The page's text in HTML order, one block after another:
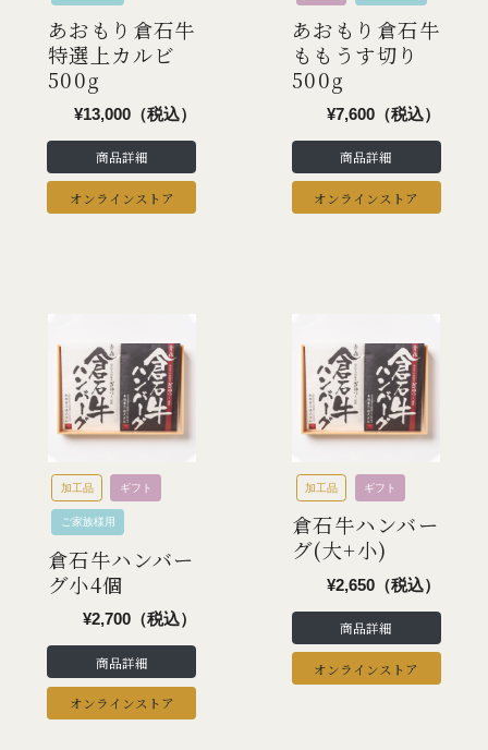
あおもり倉石牛
特選上カルビ
500g
¥13,000（税込）
商品詳細
オンラインストア
あおもり倉石牛
ももうす切り
500g
¥7,600（税込）
商品詳細
オンラインストア
加工品 ギフト
ご家族様用
倉石牛ハンバー
グ小4個
¥2,700（税込）
商品詳細
オンラインストア
加工品 ギフト
倉石牛ハンバー
グ(大+小)
¥2,650（税込）
商品詳細
オンラインストア